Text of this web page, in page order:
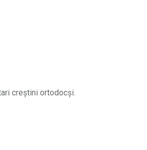
creștini ortodocși.